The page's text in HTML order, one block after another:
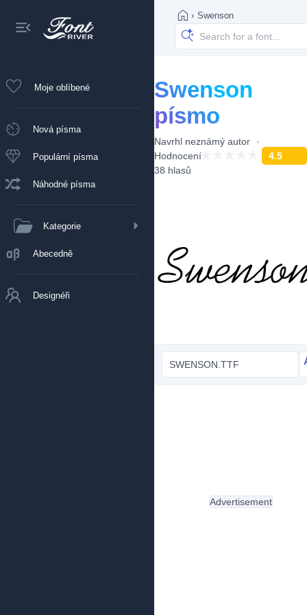
Moje oblíbené
Nová písma
Populární písma
Náhodné písma
Kategorie
Abecedně
Designéři
› Swenson
Swenson
písmo
Navrhl neznámý autor
Hodnocení
4.5
38 hlasů
SWENSON.TTF
Advertisement